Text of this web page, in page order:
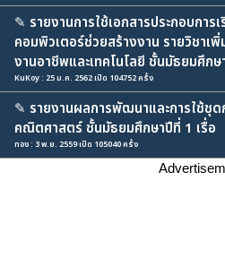
✎ รายงานการใช้เอกสารประกอบกา
คอมพิวเตอร์ช่วยสร้างงาน รายวิชาเพิ่
งานอาชีพและเทคโนโลยี ชั้นมัธยมศึกษ
KuKoy : 25 ม.ค. 2562 เปิด 104752 ครั้ง
✎ รายงานผลการพัฒนาและการใช้ชุด
คณิตศาสตร์ ชั้นมัธยมศึกษาปีที่ 1 เรื่อ
ทอง : 3 พ.ย. 2559 เปิด 105040 ครั้ง